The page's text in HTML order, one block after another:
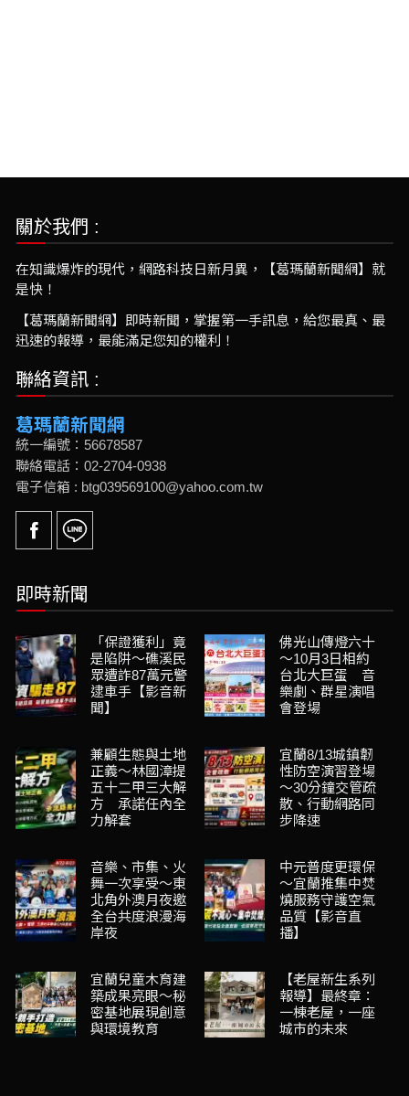
關於我們 :
在知識爆炸的現代，網路科技日新月異，【葛瑪蘭新聞網】就
是快！
【葛瑪蘭新聞網】即時新聞，掌握第一手訊息，給您最真、最
迅速的報導，最能滿足您知的權利！
聯絡資訊 :
葛瑪蘭新聞網
統一編號：56678587
聯絡電話：02-2704-0938
電子信箱 : btg039569100@yahoo.com.tw
即時新聞
「保證獲利」竟
是陷阱～礁溪民
眾遭詐87萬元警
逮車手【影音新
聞】
佛光山傳燈六十
～10月3日相約
台北大巨蛋 音
樂劇、群星演唱
會登場
兼顧生態與土地
正義～林國漳提
五十二甲三大解
方 承諾任內全
力解套
宜蘭8/13城鎮韌
性防空演習登場
～30分鐘交管疏
散、行動網路同
步降速
音樂、市集、火
舞一次享受～東
北角外澳月夜邀
全台共度浪漫海
岸夜
中元普度更環保
～宜蘭推集中焚
燒服務守護空氣
品質【影音直
播】
宜蘭兒童木育建
築成果亮眼～秘
密基地展現創意
與環境教育
【老屋新生系列
報導】最終章：
一棟老屋，一座
城市的未來